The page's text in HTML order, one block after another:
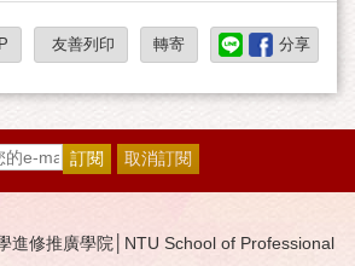
友善列印 轉寄 分享
進修推廣學院│NTU School of Professional